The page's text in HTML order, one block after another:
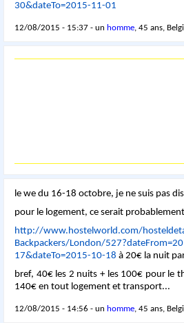
30&dateTo=2015-11-01
12/08/2015 - 15:37 - un homme, 45 ans,
le we du 16-18 octobre, je ne suis pas
pour le logement, ce serait
http://www.hostelworld.com/
Backpackers/London/
17&dateTo=2015-10-18 à 20€ la nuit
bref, 40€ les 2 nuits + les 100€ pour le
140€ en tout logement et transport...
12/08/2015 - 14:56 - un homme, 45 ans,